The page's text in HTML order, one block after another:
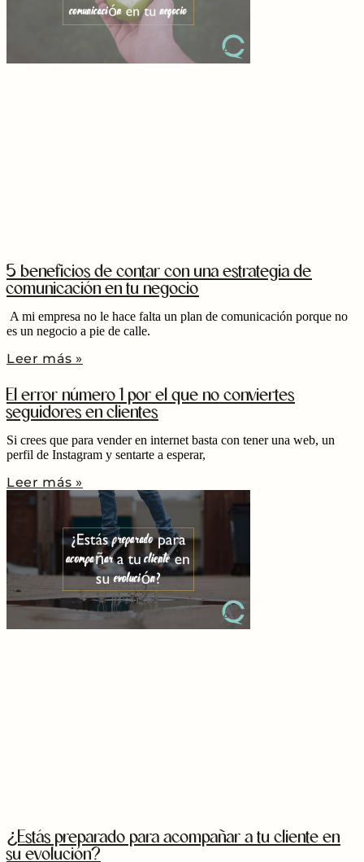
5 beneficios de contar con una estrategia de
comunicación en tu negocio
A mi empresa no le hace falta un plan de comunicación porque no
es un negocio a pie de calle.
Leer más »
El error número 1 por el que no conviertes
seguidores en clientes
Si crees que para vender en internet basta con tener una web, un
perfil de Instagram y sentarte a esperar,
Leer más »
¿Estás preparado para acompañar a tu cliente en
su evolución?